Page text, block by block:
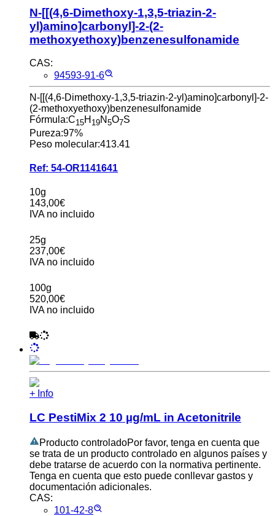
N-[[(4,6-Dimethoxy-1,3,5-triazin-2-
yl)amino]carbonyl]-2-(2-
methoxyethoxy)benzenesulfonamide
CAS:
94593-91-6
N-[[(4,6-Dimethoxy-1,3,5-triazin-2-yl)amino]carbonyl]-2-
(2-methoxyethoxy)benzenesulfonamide
Fórmula:C15H 19N 5O7S
Pureza:97%
Peso molecular:413.41
Ref: 54-OR1141641
10g
143,00€
IVA no incluido
25g
237,00€
IVA no incluido
100g
520,00€
IVA no incluido
+ Info
LC PestiMix 2 10 µg/mL in Acetonitrile
Producto controladoPor favor, tenga en cuenta que
se trata de un producto controlado en algunos países y
debe tratarse de acuerdo con la normativa pertinente.
Tenga en cuenta que esto puede conllevar gastos y
documentación adicionales.
CAS:
101-42-8